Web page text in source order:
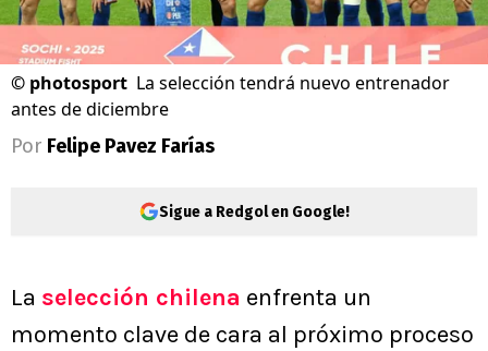
© photosport La selección tendrá nuevo entrenador
antes de diciembre
Por Felipe Pavez Farías
Sigue a Redgol en Google!
La selección chilena enfrenta un
momento clave de cara al próximo proceso